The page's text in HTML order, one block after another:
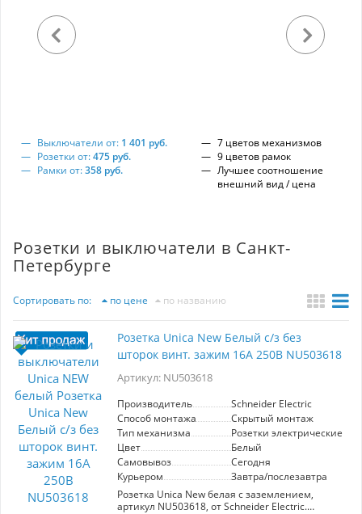
Выключатели от: 1 401 руб.
Розетки от:475 руб.
Рамки от:358 руб.
7 цветов механизмов
9 цветов рамок
Лучшее соотношение
внешний вид / цена
Розетки и выключатели в Санкт-
Петербурге
Сортировать по: по цене по названию
Розетка Unica New Белый с/з без
шторок винт. зажим 16А 250В NU503618
Артикул: NU503618
Производитель
Schneider Electric
Способ монтажа
Скрытый монтаж
Тип механизма
Розетки электрические
Цвет
Белый
Самовывоз
Сегодня
Курьером
Завтра/послезавтра
Розетка Unica New белая с заземлением,
артикул NU503618, от Schneider Electric.